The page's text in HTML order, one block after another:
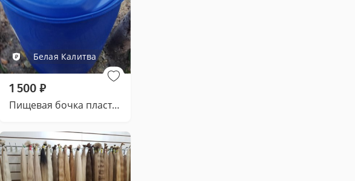
Белая Калитва
1 500 ₽
Пищевая бочка пластиковая 227 литров